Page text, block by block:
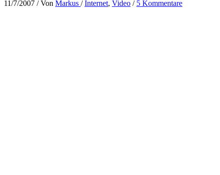
11/7/2007 / Von Markus /Internet, Video / 5 Kommentare